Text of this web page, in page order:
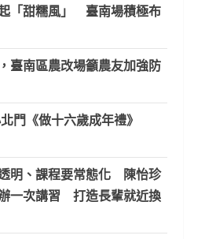
「甜糯風」 臺南場積極布
臺南區農改場籲農友加強防
門《做十六歲成年禮》
明、課程要常態化 陳怡珍
一次講習 打造長輩就近換